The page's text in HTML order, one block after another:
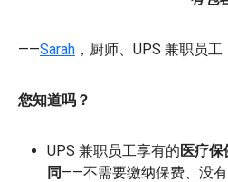
——Sarah ，厨师、UPS 兼职员工
您知道吗？
UPS 兼职员工享有的医疗
同——不需要缴纳保费、没有